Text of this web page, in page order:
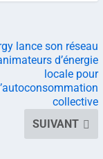
lance son réseau
d’énergie
locale pour
collective
SUIVANT